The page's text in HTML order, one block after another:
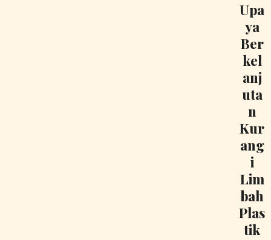
Upa
ya
Ber
kel
anj
uta
n
Kur
ang
i
Lim
bah
Plas
tik